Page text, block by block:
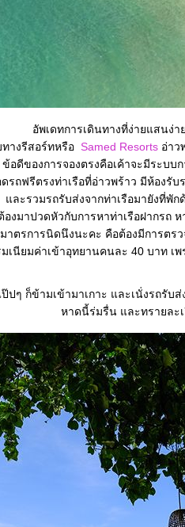
อัพเดทการเดินทางที่ง่ายแสนง่า
างรีสอร์ทหรือ Samed Resorts อ่าว
ข้อดีของการจองตรงคือเค้าจะมีระบบ
รถฟรีตรงท่าเรือที่อ่าวพร้าว มีห้องรับ
ละรวมรถรับส่งจากท่าเรือมายังที่พัก
งมาปวดหัวกับการหาท่าเรือฝากรถ ห
รการนิดนึงนะคะ คือต้องมีการตรว
นียมค่าเข้าอุทยานคนละ 40 บาท เพ
ๆ ก็ข้ามเข้ามาเกาะ และเนั่งรถรับส่
หาดนี้ร่มรื่น และทรายละ